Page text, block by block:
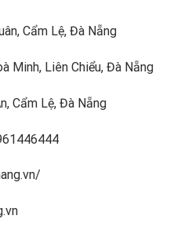
Cẩm Lệ, Đà Nẵng
Minh, Liên Chiểu, Đà Nẵng
Cẩm Lệ, Đà Nẵng